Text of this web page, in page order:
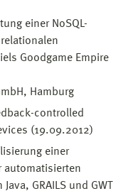
einer NoSQL-
Goodgame Empire
Hamburg
controlled
(19.09.2012)
einer
automatisierten
GRAILS und GWT